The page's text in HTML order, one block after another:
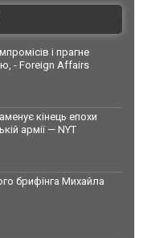
і прагне
- Foreign Affairs
кінець епохи
армії — NYT
брифінга Михайла